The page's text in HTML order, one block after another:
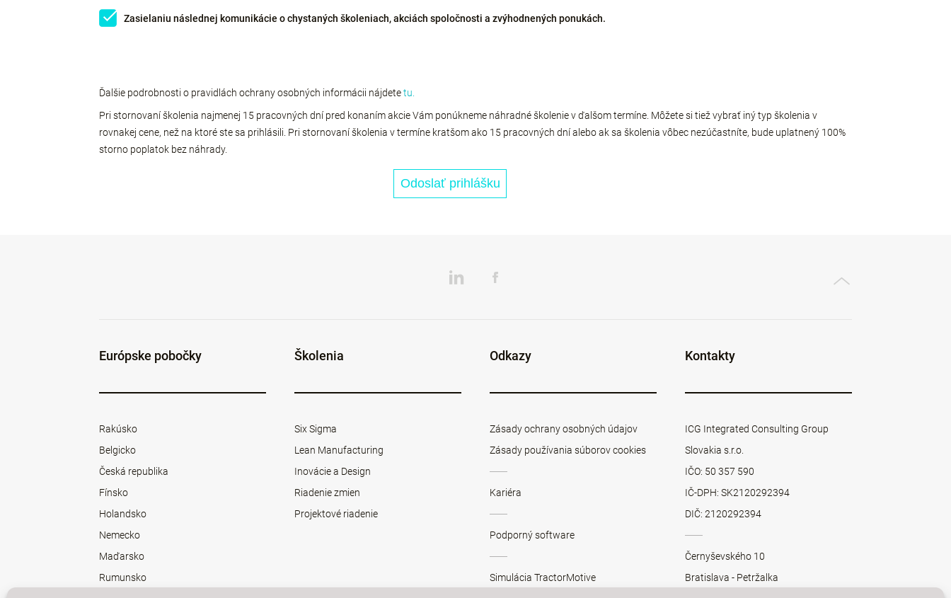
Zasielaniu následnej komunikácie o chystaných školeniach, akciách spoločnosti a zvýhodnených ponukách.
Ďalšie podrobnosti o pravidlách ochrany osobných informácii nájdetetu.
Pri stornovaní školenia najmenej 15 pracovných dní pred konaním akcie Vám ponúkneme náhradné školenie v ďalšom termíne. Môžete si tiež vybrať iný typ školenia v
rovnakej cene, než na ktoré ste sa prihlásili. Pri stornovaní školenia v termíne kratšom ako 15 pracovných dní alebo ak sa školenia vôbec nezúčastníte, bude uplatnený 100%
storno poplatok bez náhrady.
Európske pobočky
Rakúsko
Belgicko
Česká republika
Fínsko
Holandsko
Nemecko
Maďarsko
Rumunsko
Školenia
Six Sigma
Lean Manufacturing
Inovácie a Design
Riadenie zmien
Projektové riadenie
Odkazy
Zásady ochrany osobných údajov
Zásady používania súborov cookies
Kariéra
Podporný software
Simulácia TractorMotive
Kontakty
ICG Integrated Consulting Group
Slovakia s.r.o.
IČO: 50 357 590
IČ-DPH: SK2120292394
DIČ: 2120292394
Černyševského 10
Bratislava - Petržalka